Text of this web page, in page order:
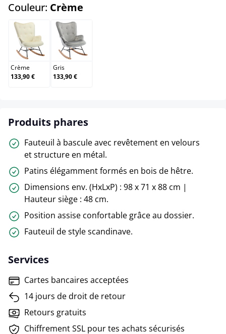
Couleur: Crème
Crème
Crème
133,90 €
Gris
Gris
133,90 €
Produits phares
Fauteuil à bascule avec revêtement en velours
et structure en métal.
Patins élégamment formés en bois de hêtre.
Dimensions env. (HxLxP) : 98 x 71 x 88 cm |
Hauteur siège : 48 cm.
Position assise confortable grâce au dossier.
Fauteuil de style scandinave.
Services
Cartes bancaires acceptées
14 jours de droit de retour
Retours gratuits
Chiffrement SSL pour tes achats sécurisés